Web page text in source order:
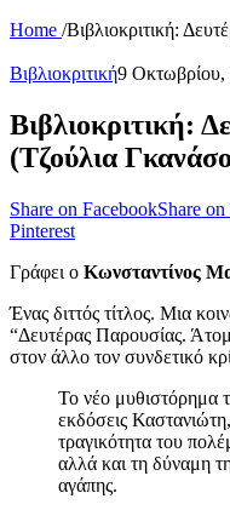
Home /Βιβλιοκριτική:
Βιβλιοκριτική9 Οκτωβρίου,
Βιβλιοκριτική:
(Τζούλια
Share on FacebookShare
Pinterest
Γράφει ο Κωνσταντίνος
Ένας διττός τίτλος. Μια
“Δευτέρας Παρουσίας.
στον άλλο τον συνδετικό
Το νέο μυθιστόρημα
εκδόσεις
τραγικότητα του
αλλά και τη δύναμη
αγάπης.